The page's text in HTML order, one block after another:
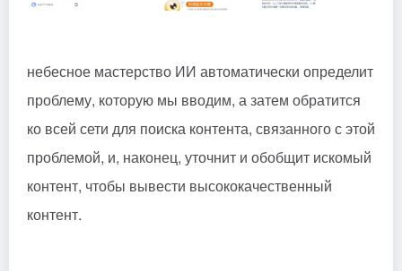
небесное мастерство ИИ автоматически определит
проблему, которую мы вводим, а затем обратится
ко всей сети для поиска контента, связанного с этой
проблемой, и, наконец, уточнит и обобщит искомый
контент, чтобы вывести высококачественный
контент.